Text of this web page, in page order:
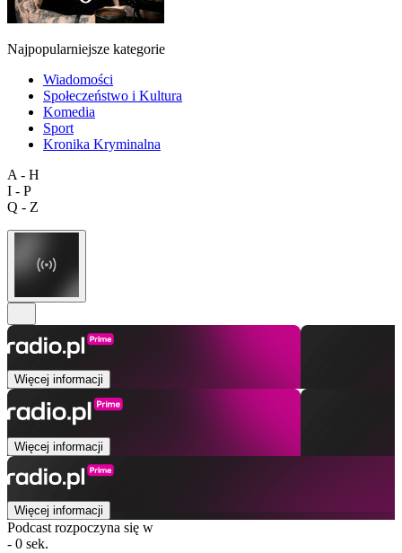
Najpopularniejsze kategorie
Wiadomości
Społeczeństwo i Kultura
Komedia
Sport
Kronika Kryminalna
A - H
I - P
Q - Z
Więcej informacji
Więcej informacji
Więcej informacji
Podcast rozpoczyna się w
- 0 sek.